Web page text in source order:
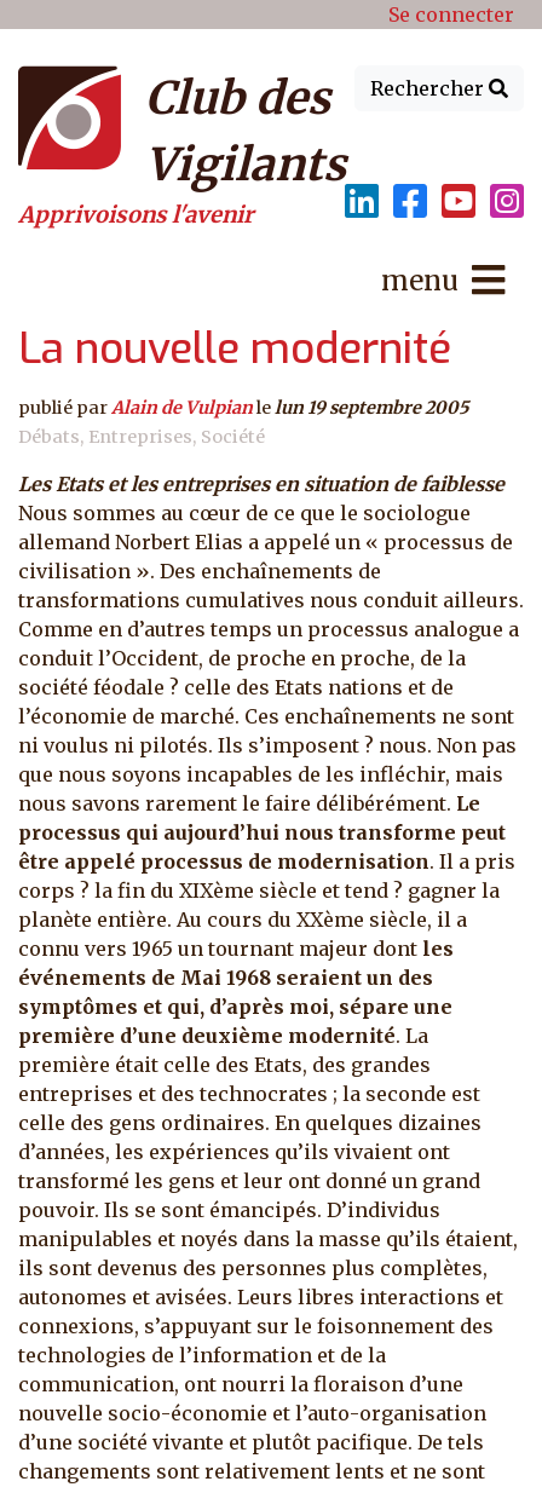
Menu du compte de Se connecter
Rechercher
Club des
Vigilants
Apprivoisons l'avenir
menu
La nouvelle modernité
publié parAlain de Vulpianlelun 19 septembre 2005
Débats Entreprises Société
Les Etats et les entreprises en situation de faiblesse
Nous sommes au cœur de ce que le sociologue
allemand Norbert Elias a appelé un « processus de
civilisation ». Des enchaînements de
transformations cumulatives nous conduit ailleurs.
Comme en d’autres temps un processus analogue a
conduit l’Occident, de proche en proche, de la
société féodale ? celle des Etats nations et de
l’économie de marché. Ces enchaînements ne sont
ni voulus ni pilotés. Ils s’imposent ? nous. Non pas
que nous soyons incapables de les infléchir, mais
nous savons rarement le faire délibérément. Le
processus qui aujourd’hui nous transforme peut
être appelé processus de modernisation. Il a pris
corps ? la fin du XIXème siècle et tend ? gagner la
planète entière. Au cours du XXème siècle, il a
connu vers 1965 un tournant majeur dont les
événements de Mai 1968 seraient un des
symptômes et qui, d’après moi, sépare une
première d’une deuxième modernité. La
première était celle des Etats, des grandes
entreprises et des technocrates ; la seconde est
celle des gens ordinaires. En quelques dizaines
d’années, les expériences qu’ils vivaient ont
transformé les gens et leur ont donné un grand
pouvoir. Ils se sont émancipés. D’individus
manipulables et noyés dans la masse qu’ils étaient,
ils sont devenus des personnes plus complètes,
autonomes et avisées. Leurs libres interactions et
connexions, s’appuyant sur le foisonnement des
technologies de l’information et de la
communication, ont nourri la floraison d’une
nouvelle socio-économie et l’auto-organisation
d’une société vivante et plutôt pacifique. De tels
changements sont relativement lents et ne sont